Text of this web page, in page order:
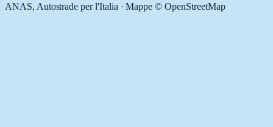
ANAS, Autostrade per l'Italia · Mappe © OpenStreetMap